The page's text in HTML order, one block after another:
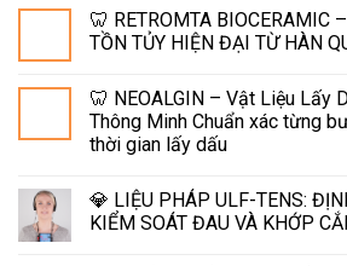
🦷 RETROMTA BIOCERAMIC
TỒN TỦY HIỆN ĐẠI TỪ HÀN
🦷 NEOALGIN – Vật Liệu Lấy
Thông Minh Chuẩn xác từng
thời gian lấy dấu
💎 LIỆU PHÁP ULF-TENS:
KIỂM SOÁT ĐAU VÀ KHỚP